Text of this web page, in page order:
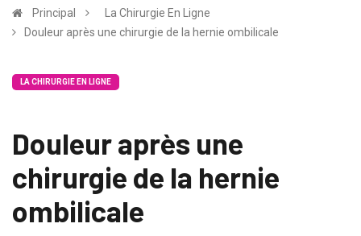
Principal
La Chirurgie En Ligne
Douleur après une chirurgie de la hernie ombilicale
LA CHIRURGIE EN LIGNE
Douleur après une
chirurgie de la hernie
ombilicale